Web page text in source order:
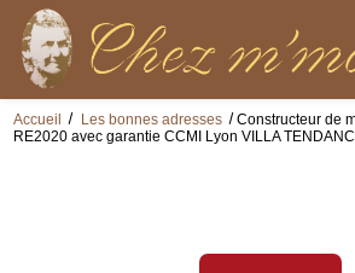
Accueil Les bonnes adresses
Constructeur de
RE2020 avec garantie CCMI Lyon VILLA
Panneau de gestion des cookies